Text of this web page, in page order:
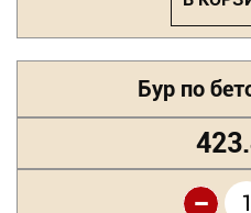
Бур по
-